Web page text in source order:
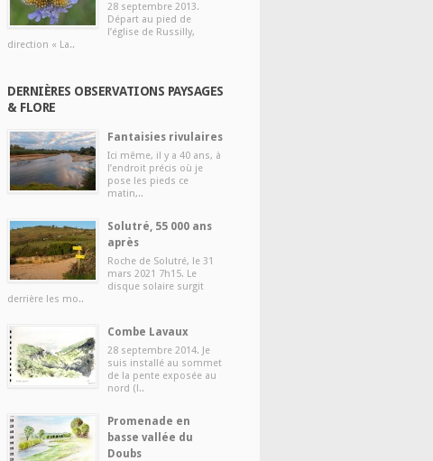
28 septembre 2013.
Départ au pied de
l’église de Russilly,
direction « La..
DERNIÈRES OBSERVATIONS PAYSAGES
& FLORE
Fantaisies rivulaires
Ici même, il y a 40 ans, à
l’endroit précis où je
pose les pieds ce
matin,..
Solutré, 55 000 ans
après
Roche de Solutré, le 31
mars 2021 7h15. Le
disque solaire surgit
derrière les mo..
Combe Lavaux
28 septembre 2014. Je
suis installé au sommet
de la pente exposée au
nord (l..
Promenade en
basse vallée du
Doubs